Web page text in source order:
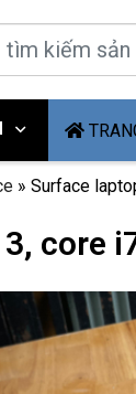
» Surface
core